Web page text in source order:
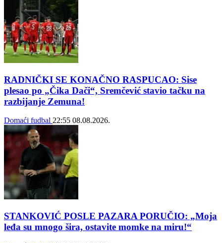
RADNIČKI SE KONAČNO RASPUCAO: Sise
plesao po „Čika Dači“, Sremčević stavio tačku na
razbijanje Zemuna!
Domaći fudbal 22:55 08.08.2026.
STANKOVIĆ POSLE PAZARA PORUČIO: „Moja
leđa su mnogo šira, ostavite momke na miru!“